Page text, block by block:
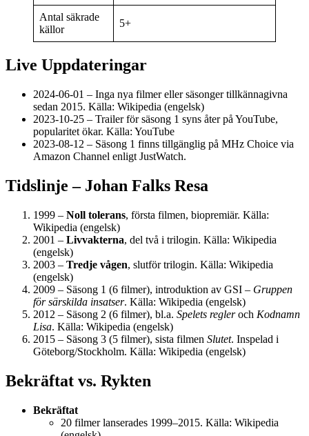
Antal säkrade
källor
5+
Live Uppdateringar
2024-06-01 – Inga nya filmer eller säsonger tillkännagivna
sedan 2015. Källa: Wikipedia (engelsk)
2023-10-25 – Trailer för säsong 1 syns åter på YouTube,
popularitet ökar. Källa: YouTube
2023-08-12 – Säsong 1 finns tillgänglig på MHz Choice via
Amazon Channel enligt JustWatch.
Tidslinje – Johan Falks Resa
1999 – Noll tolerans, första filmen, biopremiär. Källa:
Wikipedia (engelsk)
2001 – Livvakterna, del två i trilogin. Källa: Wikipedia
(engelsk)
2003 – Tredje vågen, slutför trilogin. Källa: Wikipedia
(engelsk)
2009 – Säsong 1 (6 filmer), introduktion av GSI – Gruppen
för särskilda insatser. Källa: Wikipedia (engelsk)
2012 – Säsong 2 (6 filmer), bl.a. Spelets regleroch Kodnamn
Lisa. Källa: Wikipedia (engelsk)
2015 – Säsong 3 (5 filmer), sista filmen Slutet. Inspelad i
Göteborg/Stockholm. Källa: Wikipedia (engelsk)
Bekräftat vs. Rykten
Bekräftat
20 filmer lanserades 1999–2015. Källa: Wikipedia